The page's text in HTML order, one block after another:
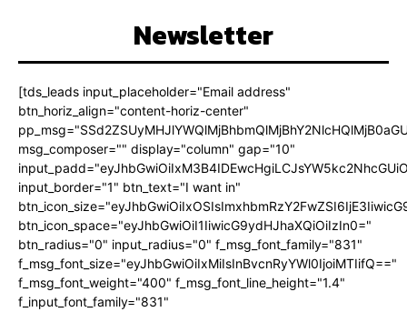
Newsletter
[tds_leads input_placeholder="Email address"
btn_horiz_align="content-horiz-center"
msg_composer="" display="column" gap="10"
input_border="1" btn_text="I want in"
btn_icon_space="eyJhbGwiOiI1IiwicG9ydHJhaXQiOiIzIn0="
btn_radius="0" input_radius="0" f_msg_font_family="831"
f_msg_font_size="eyJhbGwiOiIxMiIsInBvcnRyYWl0IjoiMTIifQ=="
f_msg_font_weight="400" f_msg_font_line_height="1.4"
f_input_font_family="831"